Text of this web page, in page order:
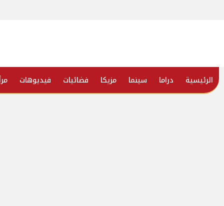
الرئيسية دراما سينما مزيكا فضائيات فيديوهات